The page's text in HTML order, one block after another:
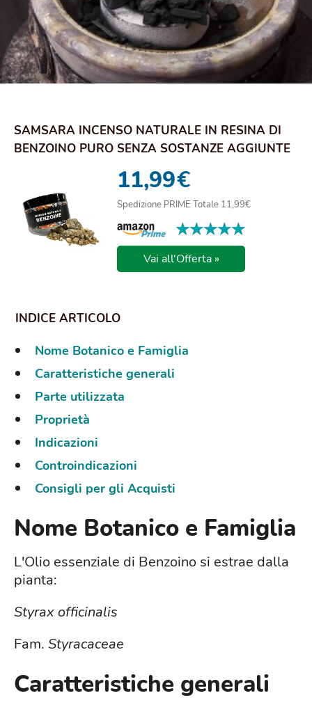
SAMSARA INCENSO NATURALE IN RESINA DI
BENZOINO PURO SENZA SOSTANZE AGGIUNTE
11,99€
Spedizione PRIME Totale 11,99€
★★★★★
★★★★★
Vai all'Offerta »
Nome Botanico e Famiglia
Caratteristiche generali
Parte utilizzata
Proprietà
Indicazioni
Controindicazioni
Consigli per gli Acquisti
Nome Botanico e Famiglia
L'Olio essenziale di Benzoino si estrae dalla
pianta:
Styrax officinalis
Fam. Styracaceae
Caratteristiche generali